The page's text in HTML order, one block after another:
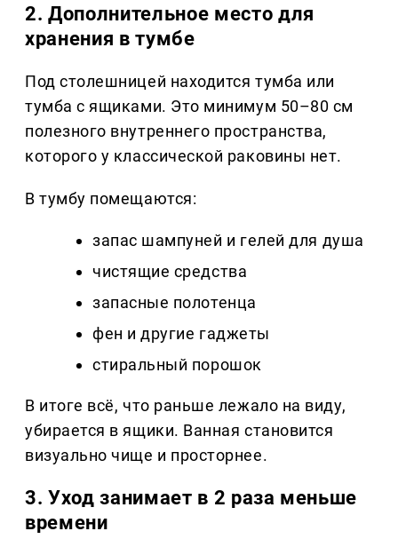
2. Дополнительное место для
хранения в тумбе
Под столешницей находится тумба или
тумба с ящиками. Это минимум 50–80 см
полезного внутреннего пространства,
которого у классической раковины нет.
В тумбу помещаются:
запас шампуней и гелей для душа
чистящие средства
запасные полотенца
фен и другие гаджеты
стиральный порошок
В итоге всё, что раньше лежало на виду,
убирается в ящики. Ванная становится
визуально чище и просторнее.
3. Уход занимает в 2 раза меньше
времени